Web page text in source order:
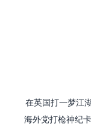
在英国打一梦江